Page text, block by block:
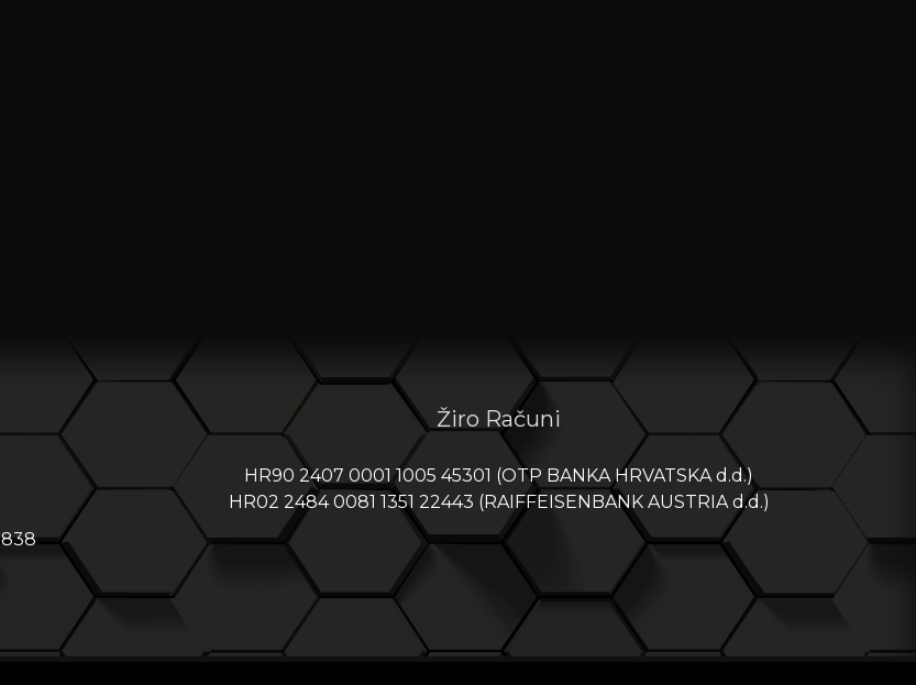
Žiro Računi
HR90 2407 0001 1005 45301 (OTP BANKA HRVATSKA d.d.)
HR02 2484 0081 1351 22443 (RAIFFEISENBANK AUSTRIA d.d.)